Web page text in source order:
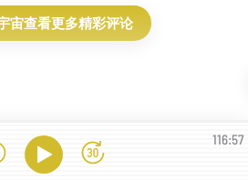
宙查看更多精彩评论
116:57